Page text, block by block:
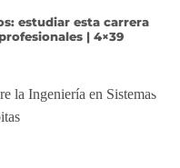
estudiar esta carrera
| 4×39